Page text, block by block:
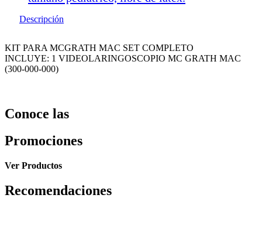
Descripción
KIT PARA MCGRATH MAC SET COMPLETO
INCLUYE: 1 VIDEOLARINGOSCOPIO MC GRATH MAC
(300-000-000)
Conoce las
Promociones
Ver Productos
Recomendaciones